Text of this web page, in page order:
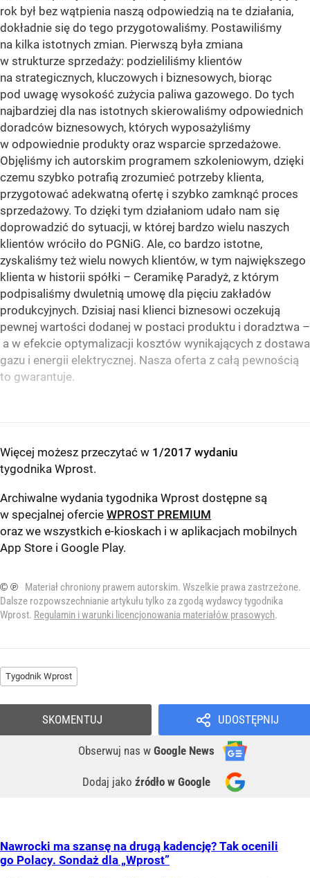
rok był bez wątpienia naszą odpowiedzią na te działania,
dokładnie się do tego przygotowaliśmy. Postawiliśmy
na kilka istotnych zmian. Pierwszą była zmiana
w strukturze sprzedaży: podzieliliśmy klientów
na strategicznych, kluczowych i biznesowych, biorąc
pod uwagę wysokość zużycia paliwa gazowego. Do tych
najbardziej dla nas istotnych skierowaliśmy odpowiednich
doradców biznesowych, których wyposażyliśmy
w odpowiednie produkty oraz wsparcie sprzedażowe.
Objęliśmy ich autorskim programem szkoleniowym, dzięki
czemu szybko potrafią zrozumieć potrzeby klienta,
przygotować adekwatną ofertę i szybko zamknąć proces
sprzedażowy. To dzięki tym działaniom udało nam się
doprowadzić do sytuacji, w której bardzo wielu naszych
klientów wróciło do PGNiG. Ale, co bardzo istotne,
zyskaliśmy też wielu nowych klientów, w tym największego
klienta w historii spółki – Ceramikę Paradyż, z którym
podpisaliśmy dwuletnią umowę dla pięciu zakładów
produkcyjnych. Dzisiaj nasi klienci biznesowi oczekują
pewnej wartości dodanej w postaci produktu i doradztwa –
a w efekcie optymalizacji kosztów wynikających z dostawa
gazu i energii elektrycznej. Nasza oferta z całą pewnością
to gwarantuje.
Więcej możesz przeczytać w 1/2017 wydaniu
tygodnika Wprost.
Archiwalne wydania tygodnika Wprost dostępne są
w specjalnej ofercie WPROST PREMIUM
oraz we wszystkich e-kioskach i w aplikacjach mobilnych
App Store i Google Play.
© ℗
Materiał chroniony prawem autorskim. Wszelkie prawa zastrzeżone.
Dalsze rozpowszechnianie artykułu tylko za zgodą wydawcy tygodnika
Wprost. Regulamin i warunki licencjonowania materiałów prasowych.
Tygodnik Wprost
UDOSTĘPNIJ
Obserwuj nas w Google News
Dodaj jako źródło w Google
SKOMENTUJ
Nawrocki ma szansę na drugą kadencję? Tak ocenili
go Polacy. Sondaż dla „Wprost”